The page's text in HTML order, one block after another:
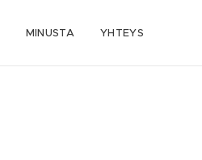
MINUSTA YHTEYS